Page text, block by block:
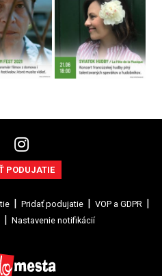
PODUJATIE
Pridať podujatie
VOP a GDPR
Nastavenie notifikácií